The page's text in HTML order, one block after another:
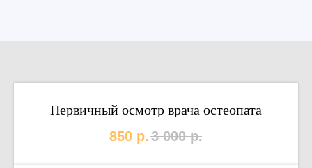
Первичный осмотр врача остеопата
850 р.3 000 р.